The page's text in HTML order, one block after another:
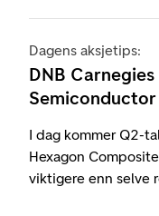
Dagens aksjetips:
DNB
I dag kommer Q2-
Hexagon
viktigere enn selve